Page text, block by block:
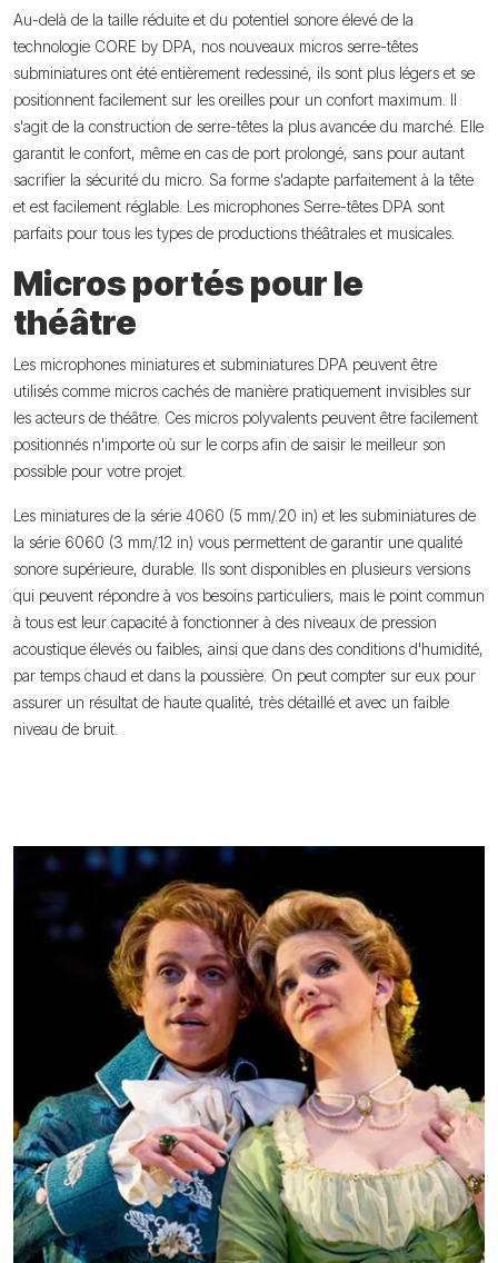
Au-delà de la taille réduite et du potentiel sonore élevé de la
technologie CORE by DPA, nos nouveaux micros serre-têtes
subminiatures ont été entièrement redessiné, ils sont plus légers et se
positionnent facilement sur les oreilles pour un confort maximum. Il
s'agit de la construction de serre-têtes la plus avancée du marché. Elle
garantit le confort, même en cas de port prolongé, sans pour autant
sacrifier la sécurité du micro. Sa forme s'adapte parfaitement à la tête
et est facilement réglable. Les microphones Serre-têtes DPA sont
parfaits pour tous les types de productions théâtrales et musicales.
Micros portés pour le
théâtre
Les microphones miniatures et subminiatures DPA peuvent être
utilisés comme micros cachés de manière pratiquement invisibles sur
les acteurs de théâtre. Ces micros polyvalents peuvent être facilement
positionnés n'importe où sur le corps afin de saisir le meilleur son
possible pour votre projet.
Les miniatures de la série 4060 (5 mm/.20 in) et les subminiatures de
la série 6060 (3 mm/.12 in) vous permettent de garantir une qualité
sonore supérieure, durable. Ils sont disponibles en plusieurs versions
qui peuvent répondre à vos besoins particuliers, mais le point commun
à tous est leur capacité à fonctionner à des niveaux de pression
acoustique élevés ou faibles, ainsi que dans des conditions d'humidité,
par temps chaud et dans la poussière. On peut compter sur eux pour
assurer un résultat de haute qualité, très détaillé et avec un faible
niveau de bruit.